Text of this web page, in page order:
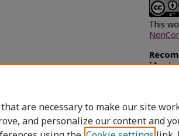
This
โค้นหล่อ
are necessary to make our site
and personalize our content and